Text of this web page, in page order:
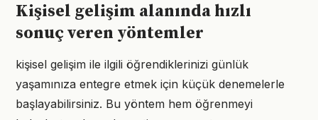
Kişisel gelişim alanında hızlı
sonuç veren yöntemler
kişisel gelişim ile ilgili öğrendiklerinizi günlük
yaşamınıza entegre etmek için küçük denemelerle
başlayabilirsiniz. Bu yöntem hem öğrenmeyi